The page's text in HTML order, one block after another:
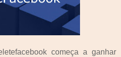
começa a ganhar